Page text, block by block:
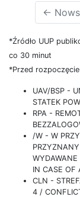
←
*Źródło UUP
co 30 minut
*Przed
UAV/BSP -
STATEK
RPA -
/W - W
IN CASE OF
CLN -
4 /